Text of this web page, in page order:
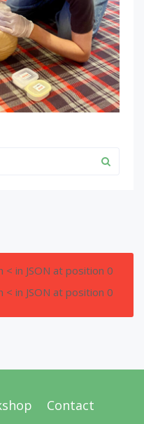
in JSON at position 0
in JSON at position 0
Contact